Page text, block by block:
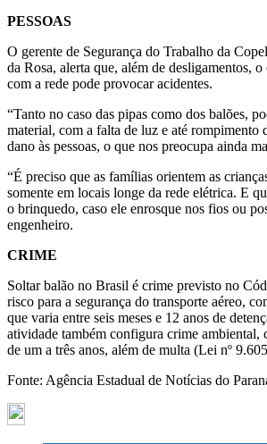
PESSOAS
O gerente de Segurança do Trabalho da
da Rosa, alerta que, além de desligamentos,
com a rede pode provocar acidentes.
“Tanto no caso das pipas como dos balões,
material, com a falta de luz e até rompimento
dano às pessoas, o que nos preocupa ainda
“É preciso que as famílias orientem as
somente em locais longe da rede elétrica. E
o brinquedo, caso ele enrosque nos fios ou
engenheiro.
CRIME
Soltar balão no Brasil é crime previsto no
risco para a segurança do transporte aéreo,
que varia entre seis meses e 12 anos de
atividade também configura crime ambiental,
de um a três anos, além de multa (Lei nº
Fonte: Agência Estadual de Notícias do